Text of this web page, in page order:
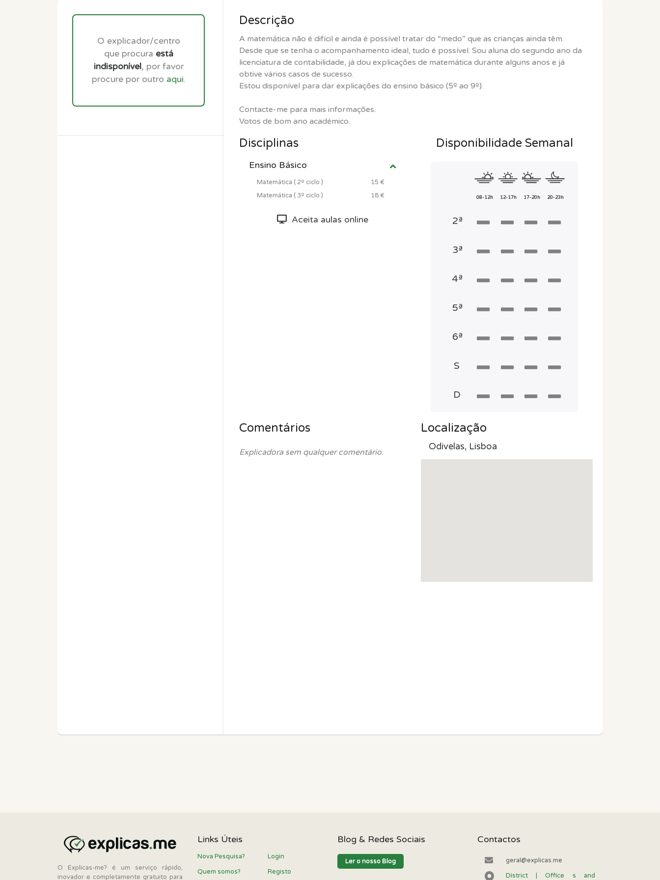
O explicador/centro
que procura está
indisponível, por favor
procure por outro aqui.
Descrição
A matemática não é difícil e ainda é possível tratar do “medo” que as crianças ainda têm.
Desde que se tenha o acompanhamento ideal, tudo é possível. Sou aluna do segundo ano da
licenciatura de contabilidade, já dou explicações de matemática durante alguns anos e já
obtive vários casos de sucesso.
Estou disponível para dar explicações do ensino básico (5º ao 9º).
Contacte-me para mais informações.
Votos de bom ano académico.
Disciplinas
Ensino Básico
Matemática ( 2º ciclo )
15 €
Matemática ( 3º ciclo )
18 €
Aceita aulas online
Disponibilidade Semanal
08-12h 12-17h 17-20h 20-23h
2ª
3ª
4ª
5ª
6ª
S
D
Localização
Odivelas, Lisboa
Comentários
Explicadora sem qualquer comentário.
O Explicas-me? é um serviço rápido,
inovador e completamente gratuito para
Links Úteis
Nova Pesquisa?
Quem somos?
Login
Registo
Blog & Redes Sociais
Ler o nosso Blog
Contactos
geral@explicas.me
District | Office s and